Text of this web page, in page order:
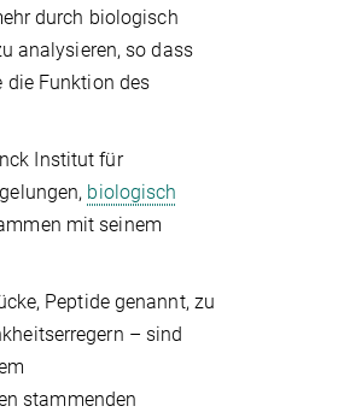
durch biologisch
analysieren, so dass
die Funktion des
Institut für
biologisch
mit seinem
Peptide genannt, zu
– sind
stammenden